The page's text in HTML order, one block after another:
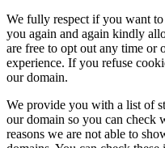
We fully respect if you want
you again and again kindly
are free to opt out any time or
experience. If you refuse
our domain.
We provide you with a list of
our domain so you can check
reasons we are not able to